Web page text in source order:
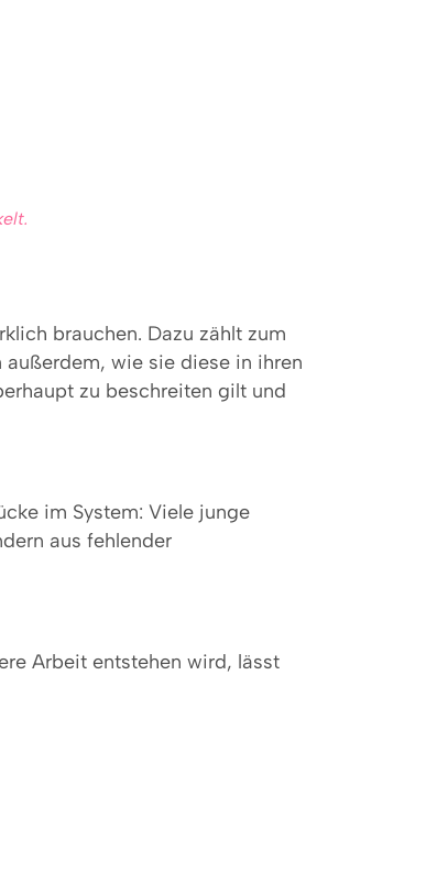
brauchen. Dazu zählt zum
außerdem, wie sie diese in ihren
zu beschreiten gilt und
im System: Viele junge
aus fehlender
Arbeit entstehen wird, lässt